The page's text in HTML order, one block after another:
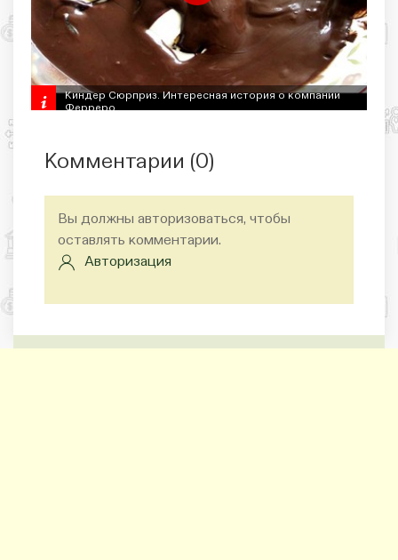
Киндер Сюрприз. Интересная история о компании
Ферреро.
Комментарии (0)
Вы должны авторизоваться, чтобы
оставлять комментарии.
Авторизация